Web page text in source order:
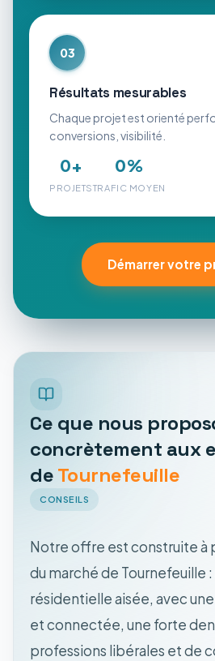
03
Résultats mesurables
Chaque projet est orienté
conversions, visibilité.
0+
PROJETS
0%
TRAFIC MOYEN
Démarrer votre
Ce que nous
concrètement aux
deTournefeuille
CONSEILS
Notre offre est construite à
du marché de Tournefeuille
résidentielle aisée, avec
et connectée, une forte
professions libérales et de